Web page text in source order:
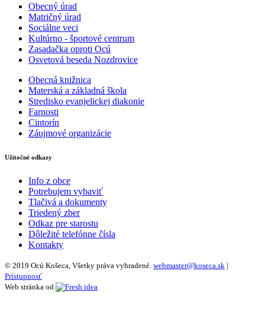
Obecný úrad
Matričný úrad
Sociálne veci
Kultúrno - športové centrum
Zasadačka oproti Ocú
Osvetová beseda Nozdrovice
Obecná knižnica
Materská a základná škola
Stredisko evanjelickej diakonie
Farnosti
Cintorín
Záujmové organizácie
Užitočné odkazy
Info z obce
Potrebujem vybaviť
Tlačivá a dokumenty
Triedený zber
Odkaz pre starostu
Dôležité telefónne čísla
Kontakty
© 2019 Ocú Košeca, Všetky práva vyhradené. webmaster@koseca.sk |
Prístupnosť
Web stránka od